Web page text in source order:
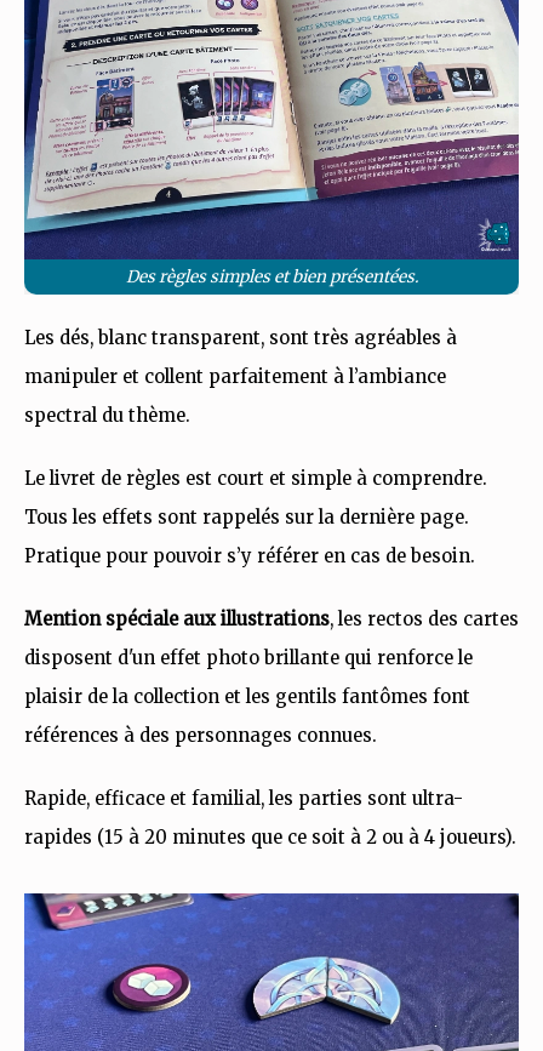
Des règles simples et bien présentées.
Les dés, blanc transparent, sont très agréables à
manipuler et collent parfaitement à l’ambiance
spectral du thème.
Le livret de règles est court et simple à comprendre.
Tous les effets sont rappelés sur la dernière page.
Pratique pour pouvoir s’y référer en cas de besoin.
Mention spéciale aux illustrations, les rectos des cartes
disposent d'un effet photo brillante qui renforce le
plaisir de la collection et les gentils fantômes font
références à des personnages connues.
Rapide, efficace et familial, les parties sont ultra-
rapides (15 à 20 minutes que ce soit à 2 ou à 4 joueurs).